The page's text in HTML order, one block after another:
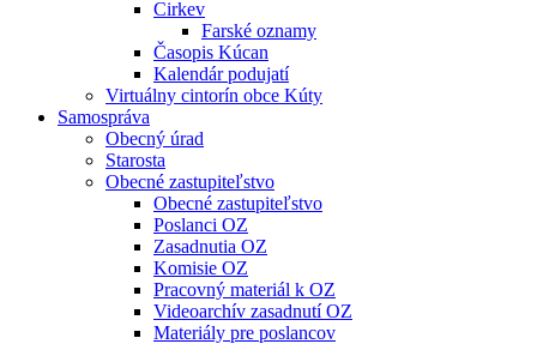
Cirkev
Farské oznamy
Časopis Kúcan
Kalendár podujatí
Virtuálny cintorín obce Kúty
Samospráva
Obecný úrad
Starosta
Obecné zastupiteľstvo
Obecné zastupiteľstvo
Poslanci OZ
Zasadnutia OZ
Komisie OZ
Pracovný materiál k OZ
Videoarchív zasadnutí OZ
Materiály pre poslancov